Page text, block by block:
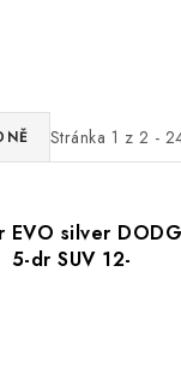
Stránka 1 z 2 -
EVO silver
5-dr SUV 12-